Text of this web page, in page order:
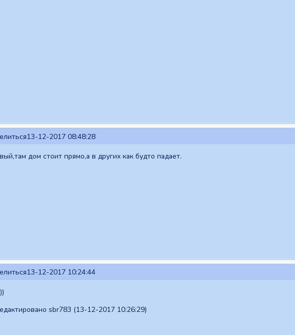
13-12-2017 08:48:28
дом стоит прямо,а в других как будто падает.
13-12-2017 10:24:44
sbr783 (13-12-2017 10:26:29)